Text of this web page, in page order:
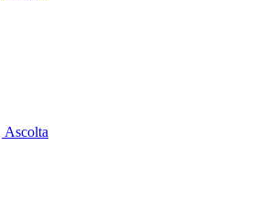
Ascolta